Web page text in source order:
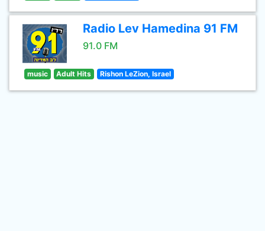
Radio Lev Hamedina 91 FM
91.0 FM
music Adult Hits Rishon LeZion, Israel